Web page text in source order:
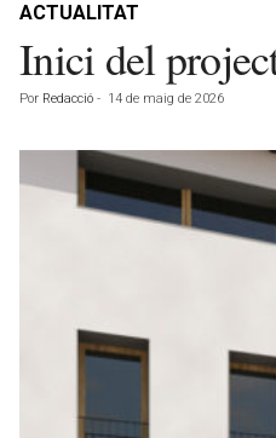
ACTUALITAT
Inici del
Por Redacció - 14 de maig de 2026